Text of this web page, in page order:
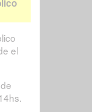
el